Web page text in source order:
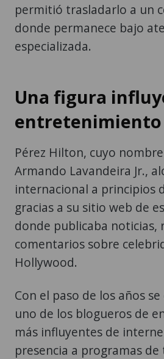
permitió trasladarlo a un
donde permanece bajo
especializada.
Una figura
entretenimiento
Pérez Hilton, cuyo
Armando Lavandeira Jr.,
internacional a principios
gracias a su sitio web de
donde publicaba noticias,
comentarios sobre
Hollywood.
Con el paso de los años
uno de los blogueros de
más influyentes de
presencia a programas de